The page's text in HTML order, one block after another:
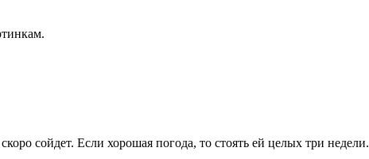
сойдет. Если хорошая погода, то стоять ей целых три недели.